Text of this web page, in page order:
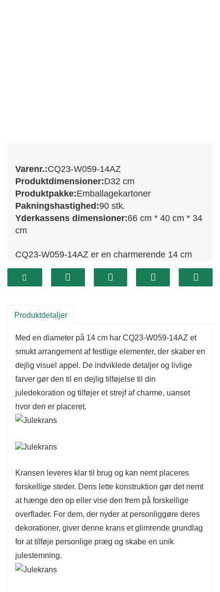
Varenr.:CQ23-W059-14AZ
Produktdimensioner:D32 cm
Produktpakke:Emballagekartoner
Pakningshastighed:90 stk.
Yderkassens dimensioner:66 cm * 40 cm * 34
cm
CQ23-W059-14AZ er en charmerende 14 cm
dekoreret krans, der bringer festlig glæde til
ethvert lille rum. Udsmykket med livlige farver
at tilføje et strejf af ferieånd til skriveborde,
arrangement. Dens kompakte størrelse giver
mulighed for alsidig placering, hvilket gør den til
et ideelt valg til ethvert rum.
Denne krans er fremstillet af materialer af høj
kvalitet og designet til at være holdbar, hvilket
sikrer, at den forbliver en dejlig dekoration i
mange højtider. Det miljøvenlige design
afspejler et engagement i bæredygtighed, så du
på miljøet.
Produktdetaljer
Med en diameter på 14 cm har CQ23-W059-14AZ et
smukt arrangement af festlige elementer, der skaber en
dejlig visuel appel. De indviklede detaljer og livlige
farver gør den til en dejlig tilføjelse til din
juledekoration og tilføjer et strejf af charme, uanset
hvor den er placeret.
Kransen leveres klar til brug og kan nemt placeres
forskellige steder. Dens lette konstruktion gør det nemt
at hænge den op eller vise den frem på forskellige
overflader. For dem, der nyder at personliggøre deres
dekorationer, giver denne krans et glimrende grundlag
for at tilføje personlige præg og skabe en unik
julestemning.